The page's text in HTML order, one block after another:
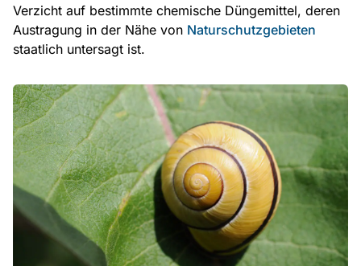
Verzicht auf bestimmte chemische Düngemittel, deren
Austragung in der Nähe von Naturschutzgebieten
staatlich untersagt ist.